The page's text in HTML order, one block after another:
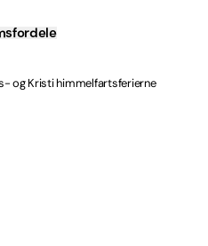
og Kristi himmelfartsferierne